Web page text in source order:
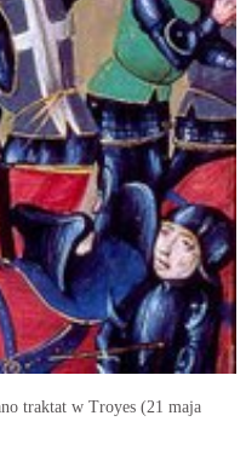
traktat w Troyes (21 maja